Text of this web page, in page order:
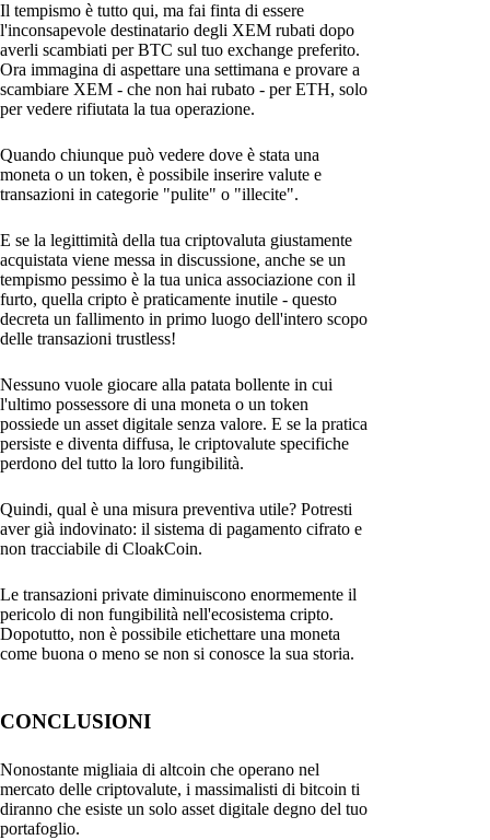
Il tempismo è tutto qui, ma fai finta di essere
l'inconsapevole destinatario degli XEM rubati dopo
averli scambiati per BTC sul tuo exchange preferito.
Ora immagina di aspettare una settimana e provare a
scambiare XEM - che non hai rubato - per ETH, solo
per vedere rifiutata la tua operazione.
Quando chiunque può vedere dove è stata una
moneta o un token, è possibile inserire valute e
transazioni in categorie "pulite" o "illecite".
E se la legittimità della tua criptovaluta giustamente
acquistata viene messa in discussione, anche se un
tempismo pessimo è la tua unica associazione con il
furto, quella cripto è praticamente inutile - questo
decreta un fallimento in primo luogo dell'intero scopo
delle transazioni trustless!
Nessuno vuole giocare alla patata bollente in cui
l'ultimo possessore di una moneta o un token
possiede un asset digitale senza valore. E se la pratica
persiste e diventa diffusa, le criptovalute specifiche
perdono del tutto la loro fungibilità.
Quindi, qual è una misura preventiva utile? Potresti
aver già indovinato: il sistema di pagamento cifrato e
non tracciabile di CloakCoin.
Le transazioni private diminuiscono enormemente il
pericolo di non fungibilità nell'ecosistema cripto.
Dopotutto, non è possibile etichettare una moneta
come buona o meno se non si conosce la sua storia.
CONCLUSIONI
Nonostante migliaia di altcoin che operano nel
mercato delle criptovalute, i massimalisti di bitcoin ti
diranno che esiste un solo asset digitale degno del tuo
portafoglio.